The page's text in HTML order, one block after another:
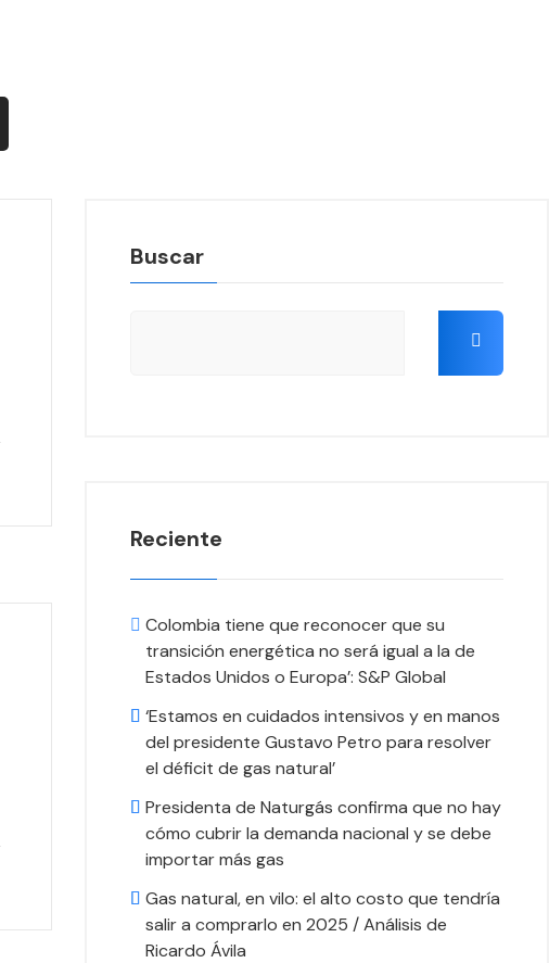
Buscar
Reciente
Colombia tiene que reconocer que su
transición energética no será igual a la de
Estados Unidos o Europa’: S&P Global
‘Estamos en cuidados intensivos y en manos
del presidente Gustavo Petro para resolver
el déficit de gas natural’
Presidenta de Naturgás confirma que no hay
cómo cubrir la demanda nacional y se debe
importar más gas
Gas natural, en vilo: el alto costo que tendría
salir a comprarlo en 2025 / Análisis de
Ricardo Ávila